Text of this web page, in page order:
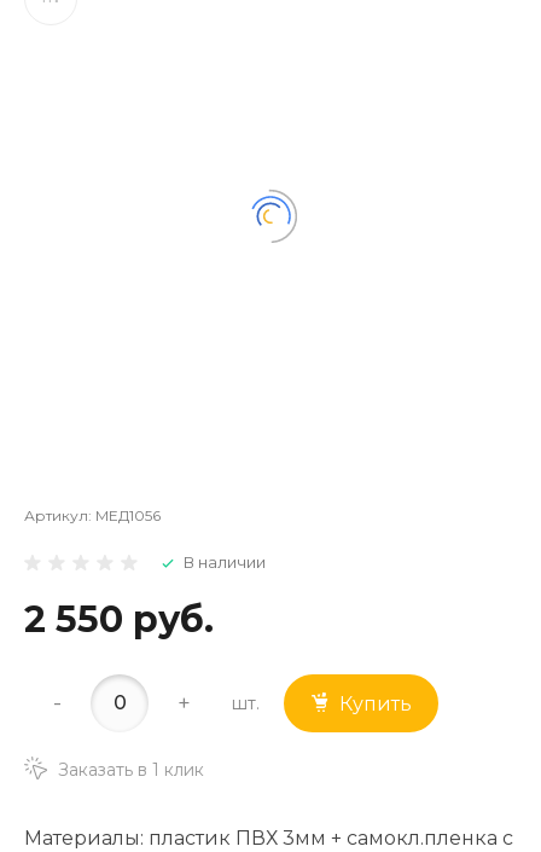
Артикул: МЕД1056
В наличии
2 550 руб.
- + шт. Купить
Заказать в 1 клик
Материалы: пластик ПВХ 3мм + самокл.пленка с